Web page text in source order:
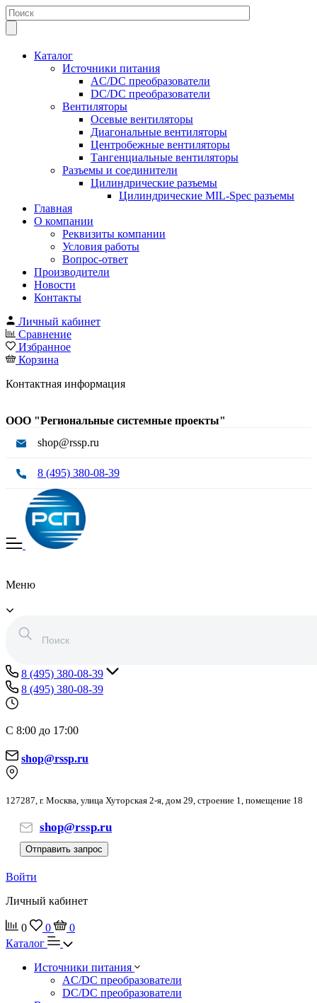
Каталог
Источники питания
AC/DC преобразователи
DC/DC преобразователи
Вентиляторы
Осевые вентиляторы
Диагональные вентиляторы
Центробежные вентиляторы
Тангенциальные вентиляторы
Разъемы и соединители
Цилиндрические разъемы
Цилиндрические MIL-Spec разъемы
Главная
О компании
Реквизиты компании
Условия работы
Вопрос-ответ
Производители
Новости
Контакты
Личный кабинет
Сравнение
Избранное
Корзина
Контактная информация
ООО "Региональные системные проекты"
shop@rssp.ru
8 (495) 380-08-39
Меню
8 (495) 380-08-39
8 (495) 380-08-39
С 8:00 до 17:00
shop@rssp.ru
127287, г. Москва, улица Хуторская 2-я, дом 29, строение 1, помещение 18
shop@rssp.ru
Отправить запрос
Войти
Личный кабинет
0 0
0
Каталог
Источники питания
AC/DC преобразователи
DC/DC преобразователи